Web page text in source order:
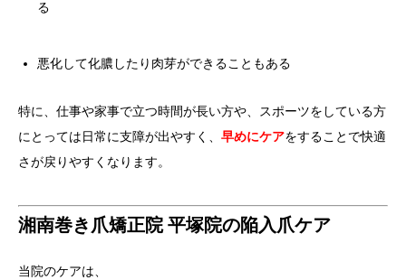
る
悪化して化膿したり肉芽ができることもある
特に、仕事や家事で立つ時間が長い方や、スポーツをしている方
にとっては日常に支障が出やすく、 早めにケアをすることで快適
さが戻りやすくなります。
湘南巻き爪矯正院 平塚院の陥入爪ケア
当院のケアは、